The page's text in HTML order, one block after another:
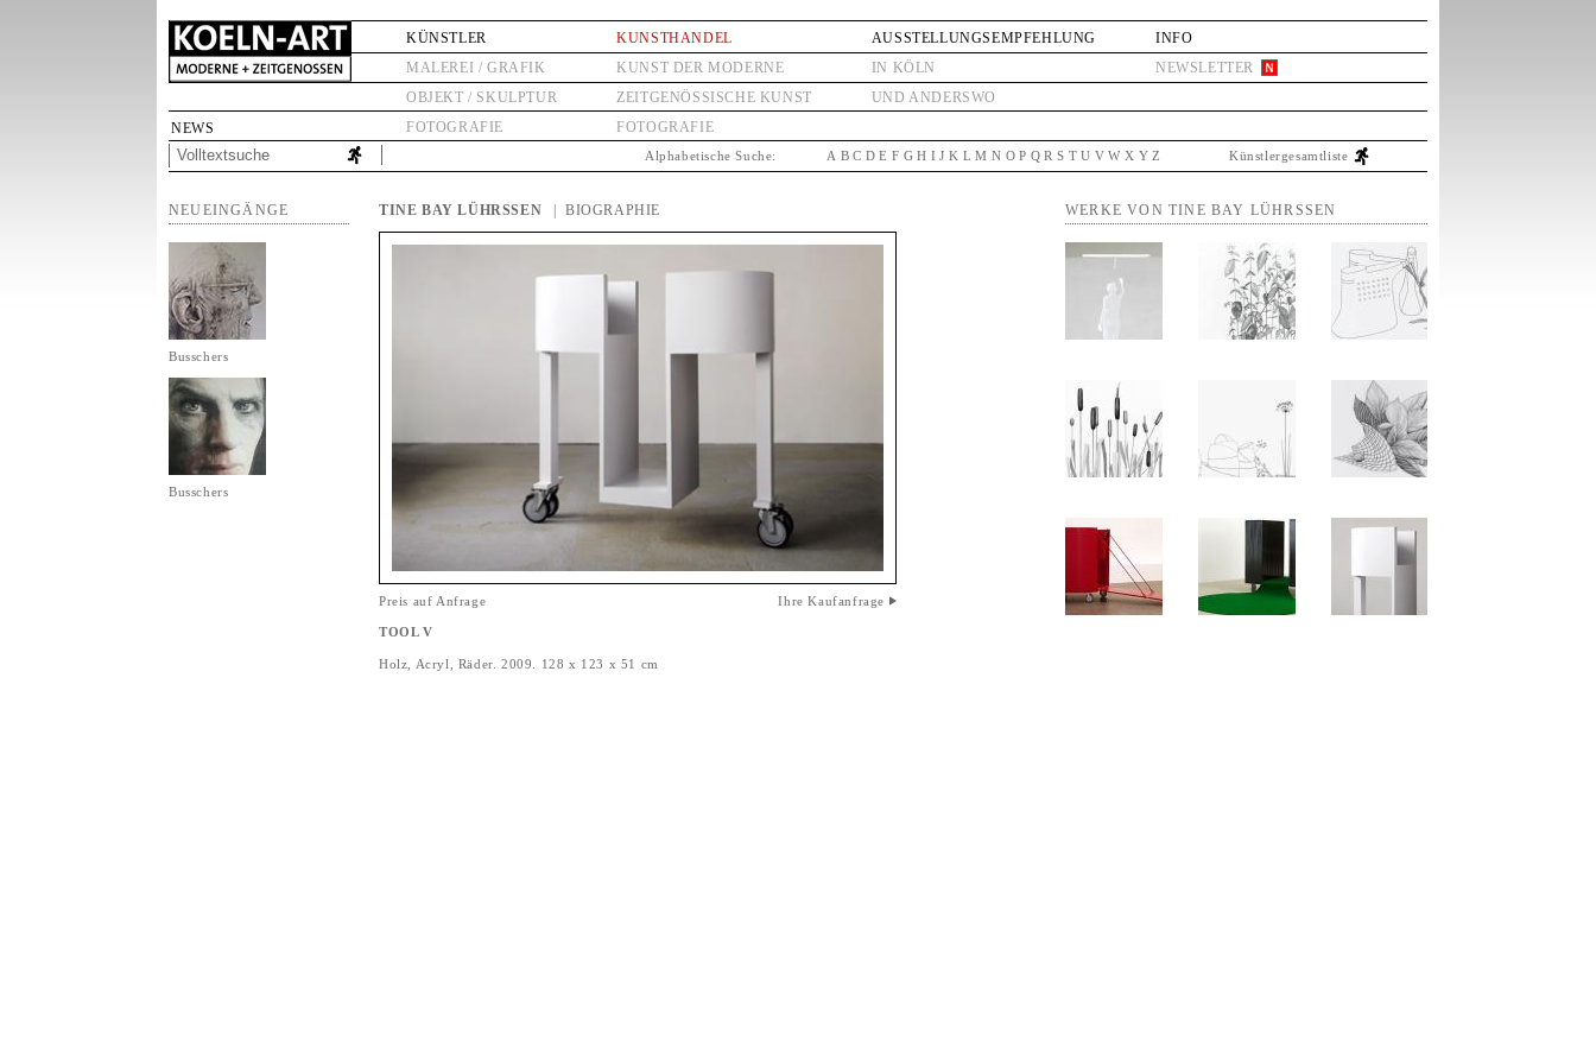
NEWS
KÜNSTLER
MALEREI / GRAFIK
OBJEKT / SKULPTUR
FOTOGRAFIE
KUNSTHANDEL
KUNST DER MODERNE
ZEITGENÖSSISCHE KUNST
FOTOGRAFIE
AUSSTELLUNGSEMPFEHLUNG
IN KÖLN
UND ANDERSWO
INFO
NEWSLETTER
Alphabetische Suche: A B C D E F G H I J K L M N O P Q R S T U V W X Y Z Künstlergesamtliste
NEUEINGÄNGE
Busschers
Busschers
TINE BAY LÜHRSSEN | BIOGRAPHIE
Preis auf Anfrage Ihre Kaufanfrage
TOOL V
Holz, Acryl, Räder. 2009. 128 x 123 x 51 cm
WERKE VON TINE BAY LÜHRSSEN